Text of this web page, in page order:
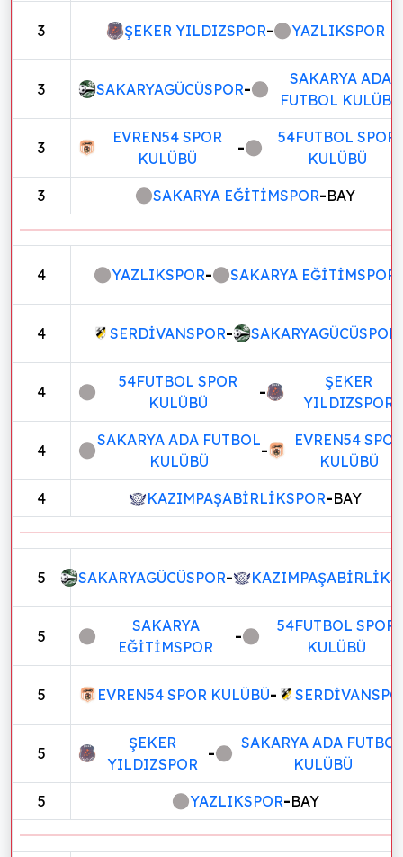
3 ŞEKER YILDIZSPOR- YAZLIKSPOR
3 SAKARYAGÜCÜSPOR-
SAKARYA ADA
FUTBOL KULÜBÜ
3
EVREN54 SPOR
KULÜBÜ
-
54FUTBOL SPOR
KULÜBÜ
3 SAKARYA EĞİTİMSPOR-BAY
4 YAZLIKSPOR- SAKARYA EĞİTİMSPOR
4 SERDİVANSPOR- SAKARYAGÜCÜSPOR
4
54FUTBOL SPOR
KULÜBÜ
-
ŞEKER
YILDIZSPOR
4
SAKARYA ADA FUTBOL
KULÜBÜ
-
EVREN54
KULÜBÜ
4 KAZIMPAŞABİRLİKSPOR-BAY
5 SAKARYAGÜCÜSPOR-
5
SAKARYA
EĞİTİMSPOR
-
54FUTBOL SPOR
KULÜBÜ
5 EVREN54 SPOR KULÜBÜ-
5
ŞEKER
YILDIZSPOR
-
SAKARYA ADA
KULÜBÜ
5 YAZLIKSPOR-BAY